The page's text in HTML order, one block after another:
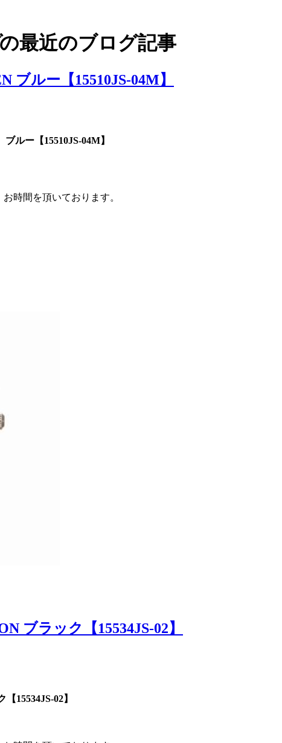
の最近のブログ記事
ルー【15510JS-04M】
ルー【15510JS-04M】
お時間を頂いております。
ブラック【15534JS-02】
15534JS-02】